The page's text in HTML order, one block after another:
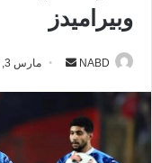
وبيراميدز
NABD مارس 3, 2026